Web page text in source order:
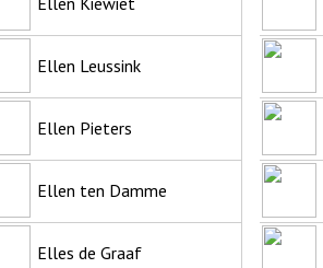
Ellen Leussink
Ellen Pieters
Ellen ten Damme
Elles de Graaf